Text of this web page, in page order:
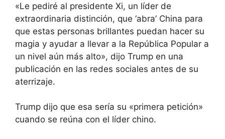
«Le pediré al presidente Xi, un líder de
extraordinaria distinción, que ‘abra’ China para
que estas personas brillantes puedan hacer su
magia y ayudar a llevar a la República Popular a
un nivel aún más alto», dijo Trump en una
publicación en las redes sociales antes de su
aterrizaje.
Trump dijo que esa sería su «primera petición»
cuando se reúna con el líder chino.